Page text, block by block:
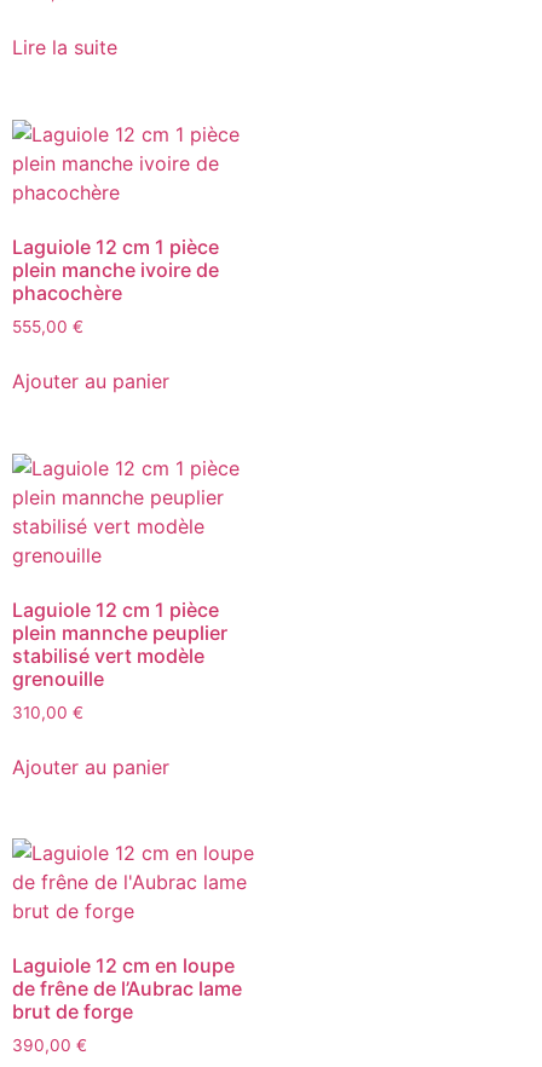
Lire la suite
Laguiole 12 cm 1 pièce
plein manche ivoire de
phacochère
555,00 €
Ajouter au panier
Laguiole 12 cm 1 pièce
plein mannche peuplier
stabilisé vert modèle
grenouille
310,00 €
Ajouter au panier
Laguiole 12 cm en loupe
de frêne de l’Aubrac lame
brut de forge
390,00 €